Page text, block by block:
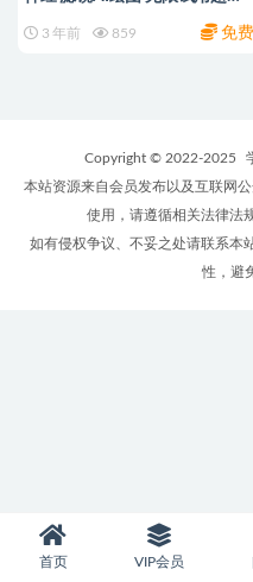
3 年前 859 免费
Copyright © 2022-2025
本站资源来自会员发布以及互联网
使用，请遵循相关法律法
如有侵权争议、不妥之处请联系本
性，避
首页 VIP会员